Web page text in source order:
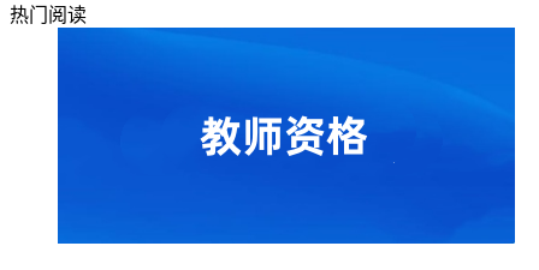
热门阅读